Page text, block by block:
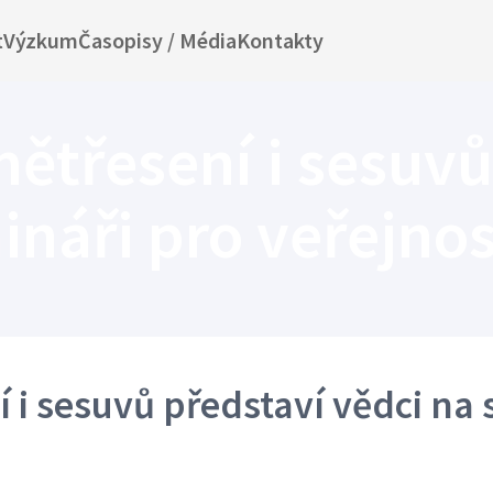
VýzkumČasopisy / MédiaKontakty
i sesuvů představí vědci na